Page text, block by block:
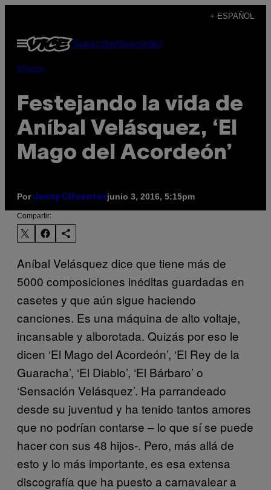
contenido
+ ESPAÑOL
Abrir
Menú
SubscribeNewsletter
Música
Festejando la vida de
Aníbal Velásquez, ‘El
Mago del Acordeón’
Por Jenny Cifuentesjunio 3, 2016, 5:15pm
Compartir:
Aníbal Velásquez dice que tiene más de
5000 composiciones inéditas guardadas en
casetes y que aún sigue haciendo
canciones. Es una máquina de alto voltaje,
incansable y alborotada. Quizás por eso le
dicen ‘El Mago del Acordeón’, ‘El Rey de la
Guaracha’, ‘El Diablo’, ‘El Bárbaro’ o
‘Sensación Velásquez’. Ha parrandeado
desde su juventud y ha tenido tantos amores
que no podrían contarse – lo que sí se puede
hacer con sus 48 hijos-. Pero, más allá de
esto y lo más importante, es esa extensa
discografía que ha puesto a carnavalear a